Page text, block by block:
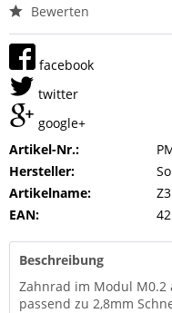
Bewerten
facebook
twitter
google+
Artikel-Nr.:
Hersteller:
Artikelname:
EAN:
Beschreibung
Zahnrad im Modul M0.2
passend zu 2,8mm